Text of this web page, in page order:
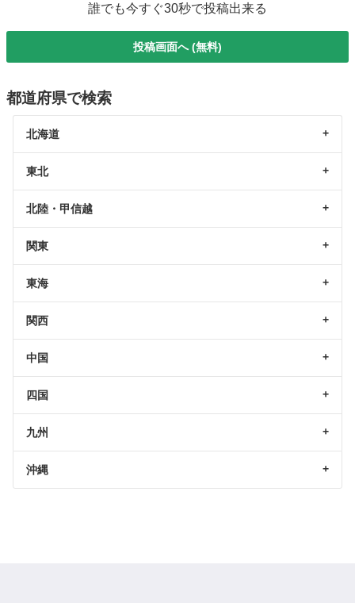
誰でも今すぐ30秒で投稿出来る
投稿画面へ (無料)
都道府県で検索
北海道
東北
北陸・甲信越
関東
東海
関西
中国
四国
九州
沖縄